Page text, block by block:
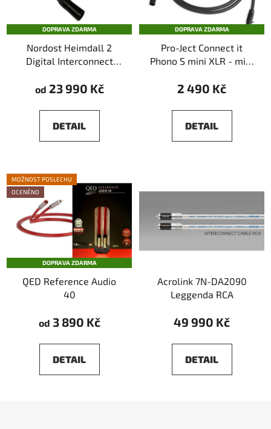
DOPRAVA ZDARMA
Nordost Heimdall 2
Digital Interconnect
od 23 990 Kč
DETAIL
DOPRAVA ZDARMA
Pro-Ject Connect it
Phono S mini XLR - mini
2 490 Kč
DETAIL
MOŽNOST POSLECHU
OCENĚNO
DOPRAVA ZDARMA
QED Reference Audio
40
od 3 890 Kč
DETAIL
Acrolink 7N-DA2090
Leggenda RCA
49 990 Kč
DETAIL